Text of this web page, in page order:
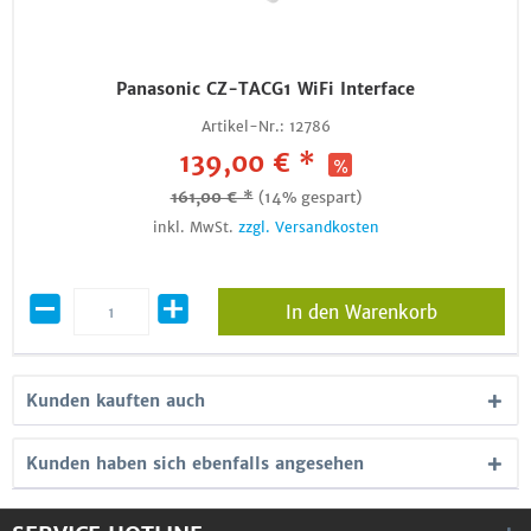
Panasonic CZ-TACG1 WiFi Interface
Artikel-Nr.: 12786
139,00 € *
161,00 € * (14% gespart)
inkl. MwSt. zzgl. Versandkosten
In den Warenkorb
Kunden kauften auch
Kunden haben sich ebenfalls angesehen